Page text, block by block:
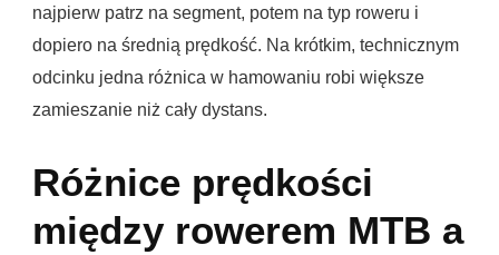
najpierw patrz na segment, potem na typ roweru i
dopiero na średnią prędkość. Na krótkim, technicznym
odcinku jedna różnica w hamowaniu robi większe
zamieszanie niż cały dystans.
Różnice prędkości
między rowerem MTB a